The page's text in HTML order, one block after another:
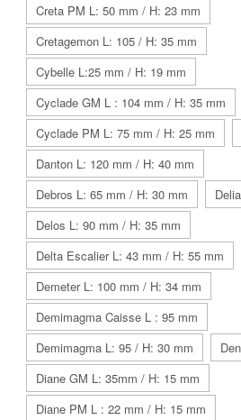
Creta PM L: 50 mm / H: 23 mm
Cretagemon L: 105 / H: 35 mm
Cybelle L:25 mm / H: 19 mm
Cyclade GM L : 104 mm / H: 35 mm
Cyclade PM L: 75 mm / H: 25 mm
Danton L: 120 mm / H: 40 mm
Debros L: 65 mm / H: 30 mm
Delos L: 90 mm / H: 35 mm
Delta Escalier L: 43 mm / H: 55 mm
Demeter L: 100 mm / H: 34 mm
Demimagma Caisse L : 95 mm
Demimagma L: 95 / H: 30 mm
Diane GM L: 35mm / H: 15 mm
Diane PM L : 22 mm / H: 15 mm